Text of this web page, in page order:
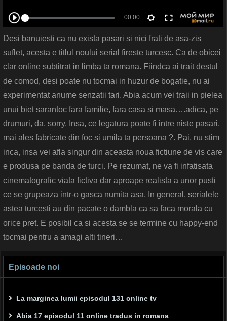
Desi banuiesti ca nu exista pasari si nici frati de asa-zis
suflet, acesta e titlul noului serial fireste turcesc. Ca de obicei
clar online subtitrat in limba ta romana. Fiindca ai trait destul
de comod, desi poate nu tocmai in huzur de bogatie, nu ai
experimentat anume senzatii tari. Abia acum vei traii in pielea
unui biet sarantoc fara familie, fara casa si masa….adica, pe
drumuri, da. sorry. Insa, ce legatura poate fi intre niste pasari,
mai ales fabricate din foc si umila ta persoana ?. Pai, nu stim
inca, insa vei afla singur din aceasta noua fictiune de vis care
e produsa pe banda de turci. Pe rezumat, ne va fi infatisata
cinematografic viata fictiva dar aproape realista a unor pusti
ce se grupeaza intr-o gasca numita asa. In general, serialele
astea turcesti au din pacate o dambla ca sa faca morala cu
orice pret. E posibil ca si acesta se se termine cu happy-end
tocmai pentru a amagi alti tineri…
Episoade noi
La marginea lumii episodul 131 online tv
Abia 17 episodul 11 online tradus in romana